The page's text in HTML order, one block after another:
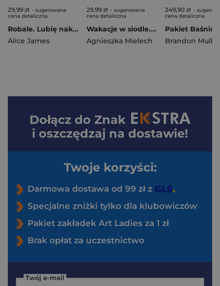
29,99 zł - sugerowana
cena detaliczna
Robale. Lubię naklejać
Alice James
29,99 zł - sugerowana
cena detaliczna
Wakacje w siodle. Emi i Tajny Klub Superdziewczyn wyd. 2026
Agnieszka Mielech
249,90 zł -
cena detaliczna
Brandon Mull
Dołącz do Znak
i oszczędzaj na dostawie!
Twoje korzyści:
Darmowa dostawa od 99 zł z
Specjalne zniżki tylko dla klubowiczów
Pakiet zakładek Art Ladies za 1 zł
Brak opłat za uczestnictwo
Twój e-mail